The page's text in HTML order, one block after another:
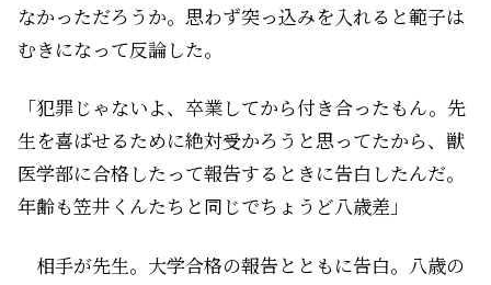
なかっただろうか。思わず突っ込みを入れると範子は
むきになって反論した。
「犯罪じゃないよ、卒業してから付き合ったもん。先
生を喜ばせるために絶対受かろうと思ってたから、獣
医学部に合格したって報告するときに告白したんだ。
年齢も笠井くんたちと同じでちょうど八歳差」
相手が先生。大学合格の報告とともに告白。八歳の